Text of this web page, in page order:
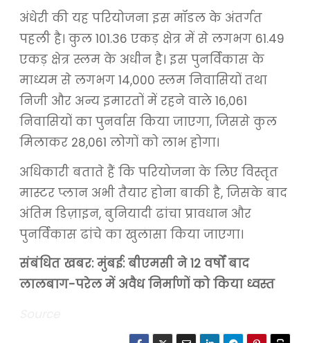
अंधेरी की यह परियोजना इस मॉडल के अंतर्गत
पहली है। कुल 101.36 एकड़ क्षेत्र में से लगभग 61.49
एकड़ क्षेत्र स्लम के अधीन है। इस पुनर्विकास के
माध्यम से लगभग 14,000 स्लम निवासियों तथा
निजी और अन्य इमारतों में रहने वाले 16,061
निवासियों का पुनर्वास किया जाएगा, जिससे कुल
मिलाकर 28,061 लोगों को लाभ होगा।
अधिकारी बताते हैं कि परियोजना के लिए विस्तृत
मास्टर प्लान अभी तैयार होना बाकी है, जिसके बाद
अंतिम डिज़ाइन, बुनियादी ढांचा प्रावधान और
पुनर्विकास ढांचे का खुलासा किया जाएगा।
संबंधित खबर:मुंबई: बीएमसी ने 12 वर्षों बाद
लालबाग-परेल में अवैध निर्माणों को किया ध्वस्त